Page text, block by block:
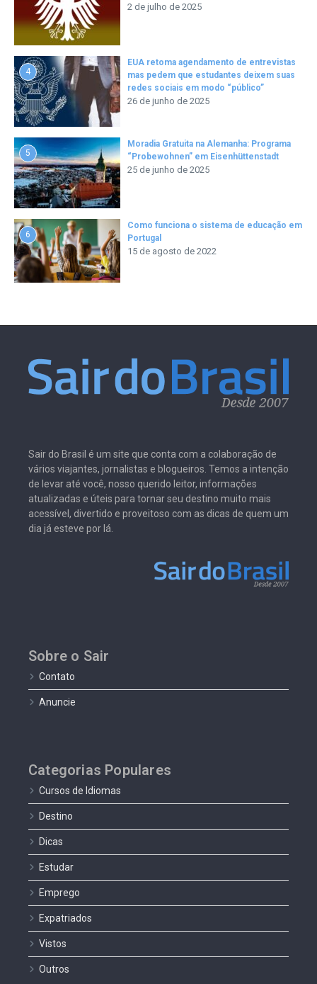
2 de julho de 2025
4
EUA retoma agendamento de entrevistas
mas pedem que estudantes deixem suas
redes sociais em modo “público”
26 de junho de 2025
5
Moradia Gratuita na Alemanha: Programa
“Probewohnen” em Eisenhüttenstadt
25 de junho de 2025
6
Como funciona o sistema de educação em
Portugal
15 de agosto de 2022
Sair do Brasil é um site que conta com a colaboração de
vários viajantes, jornalistas e blogueiros. Temos a intenção
de levar até você, nosso querido leitor, informações
atualizadas e úteis para tornar seu destino muito mais
acessível, divertido e proveitoso com as dicas de quem um
dia já esteve por lá.
Sobre o Sair
Contato
Anuncie
Categorias Populares
Cursos de Idiomas
Destino
Dicas
Estudar
Emprego
Expatriados
Vistos
Outros